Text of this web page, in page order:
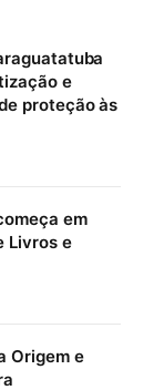
e
proteção às
em
Livros e
Origem e